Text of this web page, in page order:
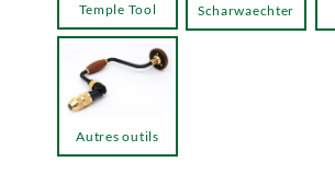
Temple Tool
Autres outils
Scharwaechter